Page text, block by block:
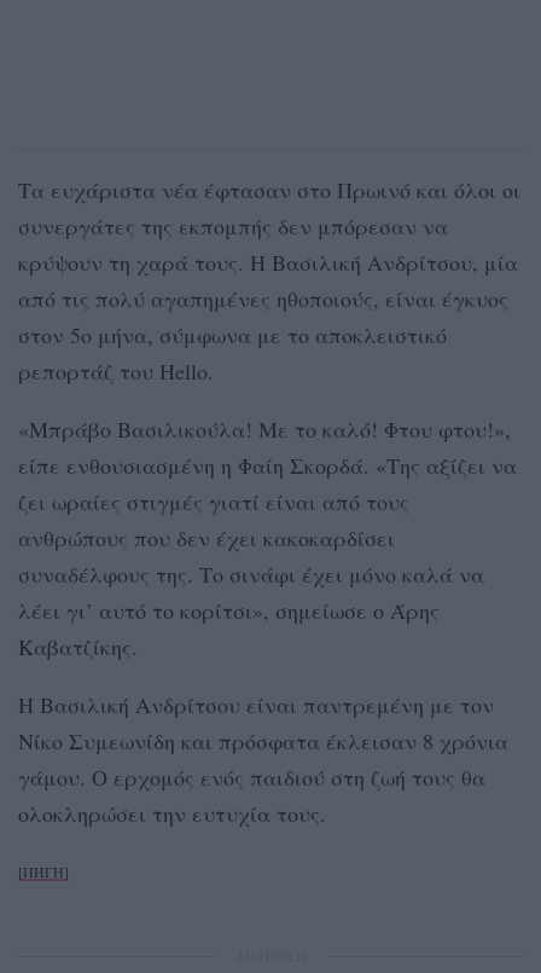
Τα ευχάριστα νέα έφτασαν στο Πρωινό και όλοι οι
συνεργάτες της εκπομπής δεν μπόρεσαν να
κρύψουν τη χαρά τους. Η Βασιλική Ανδρίτσου, μία
από τις πολύ αγαπημένες ηθοποιούς, είναι έγκυος
στον 5ο μήνα, σύμφωνα με το αποκλειστικό
ρεπορτάζ του Hello.
«Μπράβο Βασιλικούλα! Με το καλό! Φτου φτου!»,
είπε ενθουσιασμένη η Φαίη Σκορδά. «Της αξίζει να
ζει ωραίες στιγμές γιατί είναι από τους
ανθρώπους που δεν έχει κακοκαρδίσει
συναδέλφους της. Το σινάφι έχει μόνο καλά να
λέει γι’ αυτό το κορίτσι», σημείωσε ο Άρης
Καβατζίκης.
Η Βασιλική Ανδρίτσου είναι παντρεμένη με τον
Νίκο Συμεωνίδη και πρόσφατα έκλεισαν 8 χρόνια
γάμου. Ο ερχομός ενός παιδιού στη ζωή τους θα
ολοκληρώσει την ευτυχία τους.
[ΠΗΓΗ]